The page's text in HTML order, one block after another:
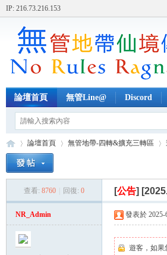
IP: 216.73.216.153
論壇首頁 無管Line@ Discord
論壇首頁 無管地帶-四轉&擴充三轉區
›
查看: 8760 回復: 0 [公告]
NR_Admin 發表於 2025-
遊客，如果